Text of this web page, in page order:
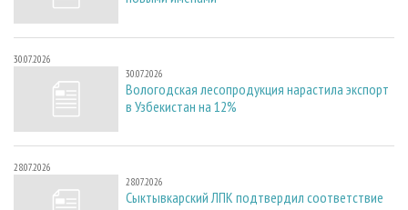
30.07.2026
30.07.2026
Вологодская лесопродукция нарастила экспорт
в Узбекистан на 12%
28.07.2026
28.07.2026
Сыктывкарский ЛПК подтвердил соответствие